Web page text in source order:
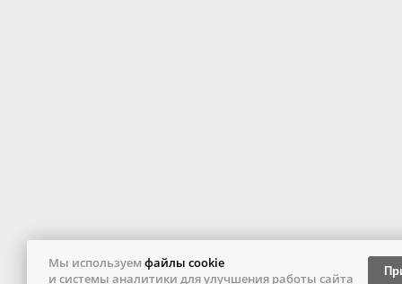
Мы используем файлы cookie
и системы аналитики для улучшения работы сайта